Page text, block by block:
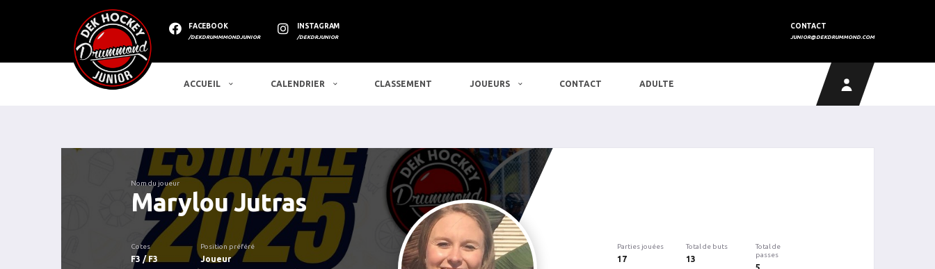
FACEBOOK
/DEKDRUMMMONDJUNIOR
INSTAGRAM
/DEKDRJUNIOR
CONTACT
JUNIOR@DEKDRUMMOND.COM
ACCUEIL CALENDRIER CLASSEMENT JOUEURS CONTACT ADULTE
Nom du joueur
Marylou Jutras
Cotes
F3 / F3
Position préféré
Joueur
Parties jouées
17
Total de buts
13
Total de
passes
5